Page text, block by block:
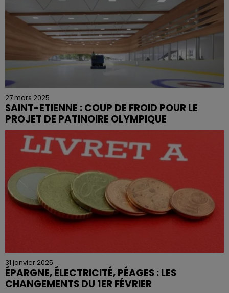
27 mars 2025
SAINT-ETIENNE : COUP DE FROID POUR LE
PROJET DE PATINOIRE OLYMPIQUE
31 janvier 2025
ÉPARGNE, ÉLECTRICITÉ, PÉAGES : LES
CHANGEMENTS DU 1ER FÉVRIER